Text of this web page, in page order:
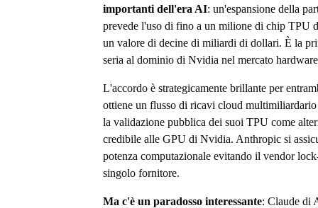
importanti dell'era AI: un'espansione della
prevede l'uso di fino a un milione di chip TPU
un valore di decine di miliardi di dollari. È la
seria al dominio di Nvidia nel mercato
L'accordo è strategicamente brillante per
ottiene un flusso di ricavi cloud multimiliardario
la validazione pubblica dei suoi TPU come
credibile alle GPU di Nvidia. Anthropic si
potenza computazionale evitando il vendor
singolo fornitore.
Ma c'è un paradosso interessante: Claude di